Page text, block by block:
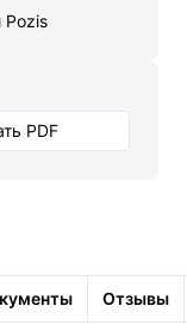
Pozis
PDF
Отзывы